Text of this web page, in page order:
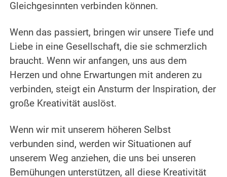
Gleichgesinnten verbinden können.
Wenn das passiert, bringen wir unsere Tiefe und
Liebe in eine Gesellschaft, die sie schmerzlich
braucht.Wenn wir anfangen, uns aus dem
Herzen und ohne Erwartungen mit anderen zu
verbinden, steigt ein Ansturm der Inspiration, der
große Kreativität auslöst.
Wenn wir mit unserem höheren Selbst
verbunden sind, werden wir Situationen auf
unserem Weg anziehen, die uns bei unseren
Bemühungen unterstützen, all diese Kreativität